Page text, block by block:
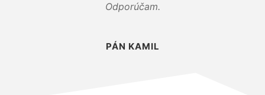
Odporúčam.
PÁN KAMIL